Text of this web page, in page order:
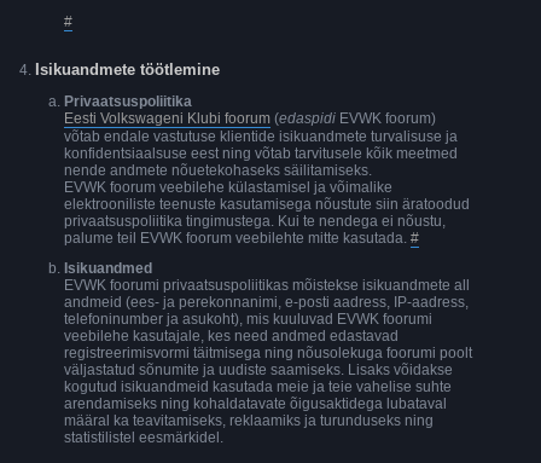
#
Isikuandmete töötlemine
Privaatsuspoliitika
Eesti Volkswageni Klubi foorum (edaspidi EVWK foorum)
võtab endale vastutuse klientide isikuandmete turvalisuse ja
konfidentsiaalsuse eest ning võtab tarvitusele kõik meetmed
nende andmete nõuetekohaseks säilitamiseks.
EVWK foorum veebilehe külastamisel ja võimalike
elektrooniliste teenuste kasutamisega nõustute siin äratoodud
privaatsuspoliitika tingimustega. Kui te nendega ei nõustu,
palume teil EVWK foorum veebilehte mitte kasutada. #
Isikuandmed
EVWK foorumi privaatsuspoliitikas mõistekse isikuandmete all
andmeid (ees- ja perekonnanimi, e-posti aadress, IP-aadress,
telefoninumber ja asukoht), mis kuuluvad EVWK foorumi
veebilehe kasutajale, kes need andmed edastavad
registreerimisvormi täitmisega ning nõusolekuga foorumi poolt
väljastatud sõnumite ja uudiste saamiseks. Lisaks võidakse
kogutud isikuandmeid kasutada meie ja teie vahelise suhte
arendamiseks ning kohaldatavate õigusaktidega lubataval
määral ka teavitamiseks, reklaamiks ja turunduseks ning
statistilistel eesmärkidel.